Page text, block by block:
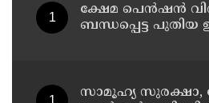
ക്ഷേമ പെൻഷൻ
ബന്ധപ്പെട്ട പുതിയ
സാമൂഹ്യ സുരക്ഷാ,